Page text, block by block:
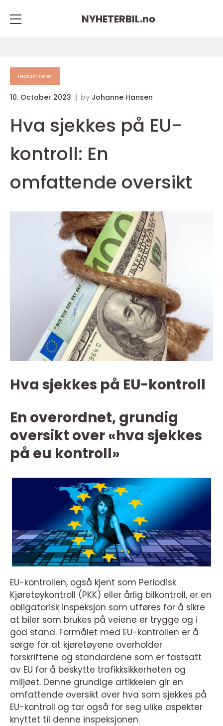
NYHETERBIL.no
redaktionel
10. October 2023 by Johanne Hansen
Hva sjekkes på EU-
kontroll: En
omfattende oversikt
Hva sjekkes på EU-kontroll
En overordnet, grundig
oversikt over «hva sjekkes
på eu kontroll»
EU-kontrollen, også kjent som Periodisk
Kjøretøykontroll (PKK) eller årlig bilkontroll, er en
obligatorisk inspeksjon som utføres for å sikre
at biler som brukes på veiene er trygge og i
god stand. Formålet med EU-kontrollen er å
sørge for at kjøretøyene overholder
forskriftene og standardene som er fastsatt
av EU for å beskytte trafikksikkerheten og
miljøet. Denne grundige artikkelen gir en
omfattende oversikt over hva som sjekkes på
EU-kontroll og tar også for seg ulike aspekter
knyttet til denne inspeksjonen.